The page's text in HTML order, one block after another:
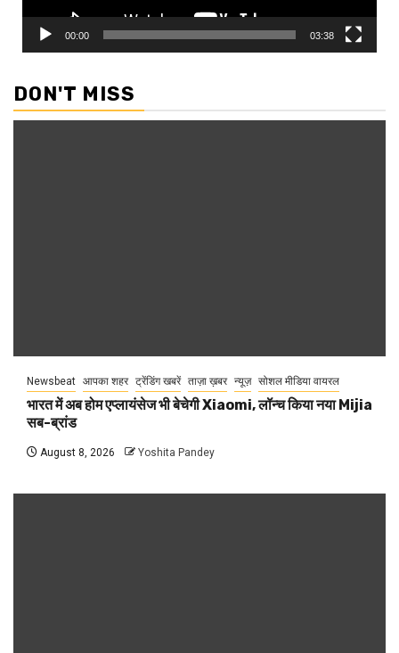
00:00 03:38
DON'T MISS
Newsbeat आपका शहर ट्रेंडिंग खबरें ताज़ा ख़बर न्यूज़ सोशल मीडिया वायरल
भारत में अब होम एप्लायंसेज भी बेचेगी Xiaomi, लॉन्च किया नया Mijia
सब-ब्रांड
August 8, 2026 Yoshita Pandey